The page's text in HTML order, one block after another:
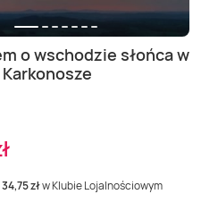
(okolice), Lublin (okolice),
(okolice), Gdańsk (okolice),
o wschodzie słońca w
34,75 złw Klubie Lojalnościowym